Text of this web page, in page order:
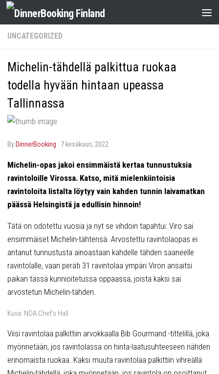
UNCATEGORIZED
Michelin-tähdellä palkittua ruokaa
todella hyvään hintaan upeassa
Tallinnassa
byDinnerBooking · 7 kesäkuun, 2022
Michelin-opas jakoi ensimmäistä kertaa tunnustuksia
ravintoloille Virossa. Katso, mitä mielenkiintoisia
ravintoloita listalta löytyy vain kahden tunnin laivamatkan
päässä Helsingistä ja edullisin hinnoin!
Tätä on odotettu vuosia ja nyt se vihdoin tapahtui: Viro sai
ensimmäiset Michelin-tähtensä. Arvostettu ravintolaopas ei
antanut tunnustusta ainoastaan kahdelle tähden saaneelle
ravintolalle, vaan peräti 31 ravintolaa ympäri Viron ansaitsi
paikan tässä kunnioitetussa oppaassa, joista kaksi sai
arvostetun Michelin-tähden.
Kuva: NOA Chef’s Hall
Viisi ravintolaa palkittiin arvokkaalla Bib Gourmand -tittelillä, joka
myönnetään, jos ravintolassa on hinta-laatusuhteeseen nähden
erinomaista ruokaa. Kaksi muuta ravintolaa palkittiin vihreällä